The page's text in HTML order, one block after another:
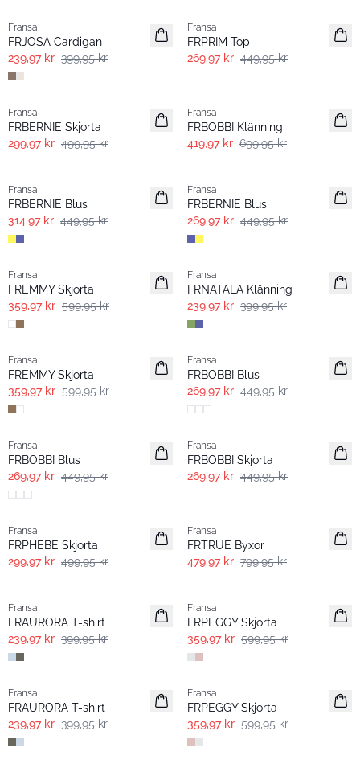
Fransa
FRJOSA Cardigan
239,97 kr 399,95 kr
Fransa
FRPRIM Top
269,97 kr 449,95 kr
- 40%
Fransa
FRBERNIE Skjorta
299,97 kr 499,95 kr
Fransa
FRBOBBI Klänning
419,97 kr 699,95 kr
Fransa
FRBERNIE Blus
314,97 kr 449,95 kr
Fransa
FRBERNIE Blus
269,97 kr 449,95 kr
- 40%
Fransa
FREMMY Skjorta
359,97 kr 599,95 kr
- 40%
Fransa
FRNATALA Klänning
239,97 kr 399,95 kr
- 40%
Fransa
FREMMY Skjorta
359,97 kr 599,95 kr
- 40%
Fransa
FRBOBBI Blus
269,97 kr 449,95 kr
- 40%
Fransa
FRBOBBI Blus
269,97 kr 449,95 kr
- 40%
Fransa
FRBOBBI Skjorta
269,97 kr 449,95 kr
- 40%
Fransa
FRPHEBE Skjorta
299,97 kr 499,95 kr
Fransa
FRTRUE Byxor
479,97 kr 799,95 kr
Fransa
FRAURORA T-shirt
239,97 kr 399,95 kr
Fransa
FRPEGGY Skjorta
359,97 kr 599,95 kr
- 40%
Fransa
FRAURORA T-shirt
239,97 kr 399,95 kr
- 40%
Fransa
FRPEGGY Skjorta
359,97 kr 599,95 kr
- 40% - 40%